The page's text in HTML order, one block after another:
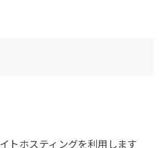
トホスティングを利用します